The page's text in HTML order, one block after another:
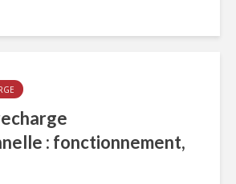
: fonctionnement,